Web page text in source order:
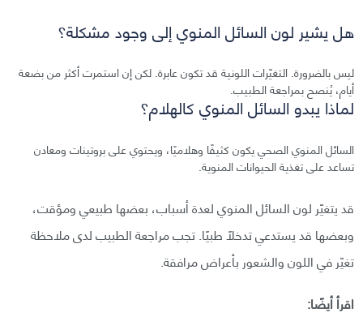
هل يشير لون السائل المنوي إلى وجود مشكلة؟
ليس بالضرورة. التغيّرات اللونية قد تكون عابرة. لكن إن استمرت أكثر من بضعة
أيام، يُنصح بمراجعة الطبيب.
لماذا يبدو السائل المنوي كالهلام؟
السائل المنوي الصحي يكون كثيفًا وهلاميًا، ويحتوي على بروتينات ومعادن
تساعد على تغذية الحيوانات المنوية.
قد يتغيّر لون السائل المنوي لعدة أسباب، بعضها طبيعي ومؤقت،
وبعضها قد يستدعي تدخلاً طبيًا. تجب مراجعة الطبيب لدى ملاحظة
تغيّر في اللون والشعور بأعراض مرافقة.
اقرأ أيضًا: